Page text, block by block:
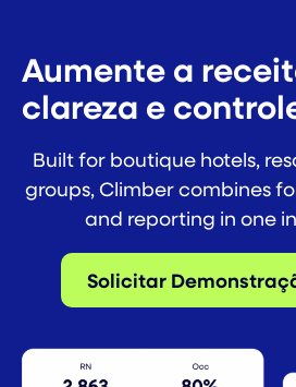
Aumente a
clareza e
Built for boutique hotels,
groups, Climber combines
and reporting in one
Solicitar